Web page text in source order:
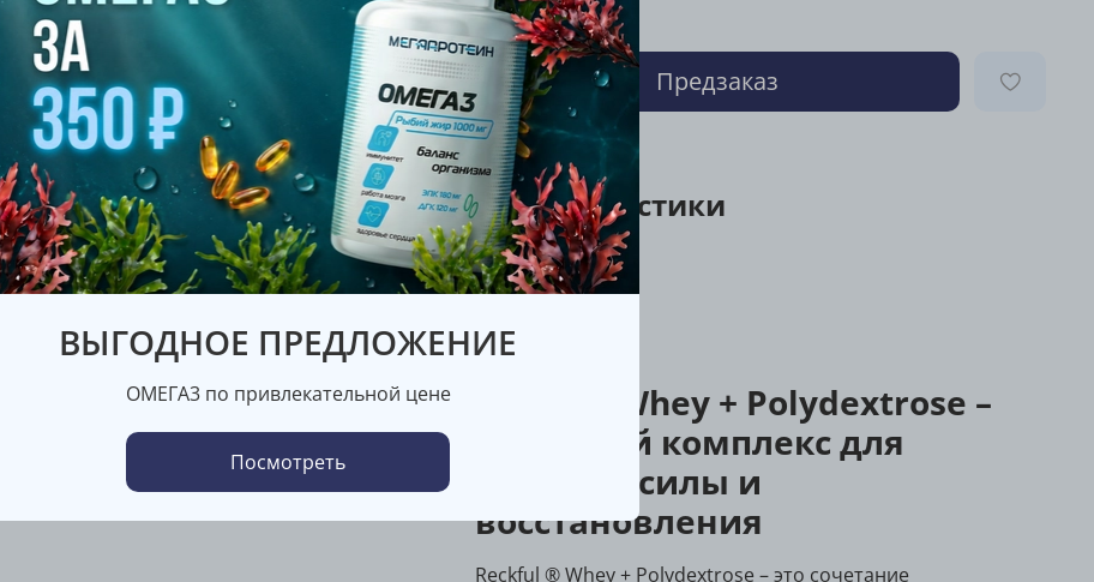
Предзаказ
Характеристики
Бренд
RECKFUL
Описание
Reckful Whey + Polydextrose –
белковый комплекс для
энергии, силы и
восстановления
Reckful ® Whey + Polydextrose – это сочетание
ВЫГОДНОЕ ПРЕДЛОЖЕНИЕ
ОМЕГА3 по привлекательной цене
Посмотреть